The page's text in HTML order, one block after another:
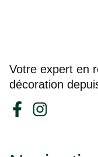
Votre expert en
décoration